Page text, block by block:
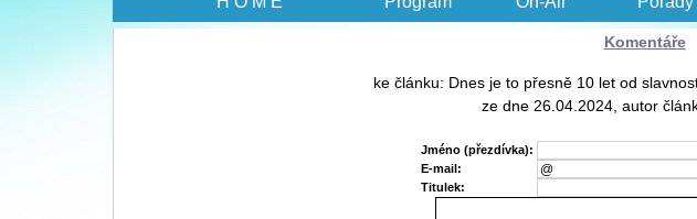
Komentáře
ke článku: Dnes je to přesně 10 let od
ze dne 26.04.2024, autor
Jméno (přezdívka):
E-mail:
Titulek: